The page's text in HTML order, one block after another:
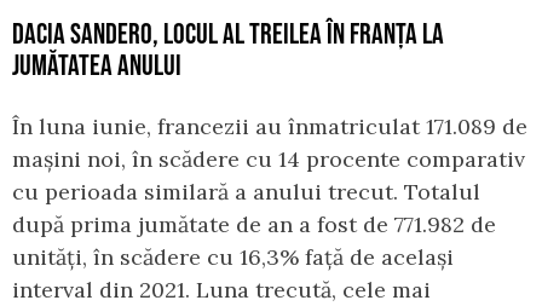
DACIA SANDERO, LOCUL AL TREILEA ÎN FRANȚA LA
JUMĂTATEA ANULUI
În luna iunie, francezii au înmatriculat 171.089 de
mașini noi, în scădere cu 14 procente comparativ
cu perioada similară a anului trecut. Totalul
după prima jumătate de an a fost de 771.982 de
unități, în scădere cu 16,3% față de același
interval din 2021. Luna trecută, cele mai